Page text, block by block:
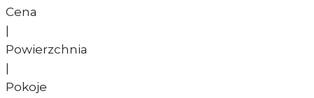
Cena
Powierzchnia
Pokoje